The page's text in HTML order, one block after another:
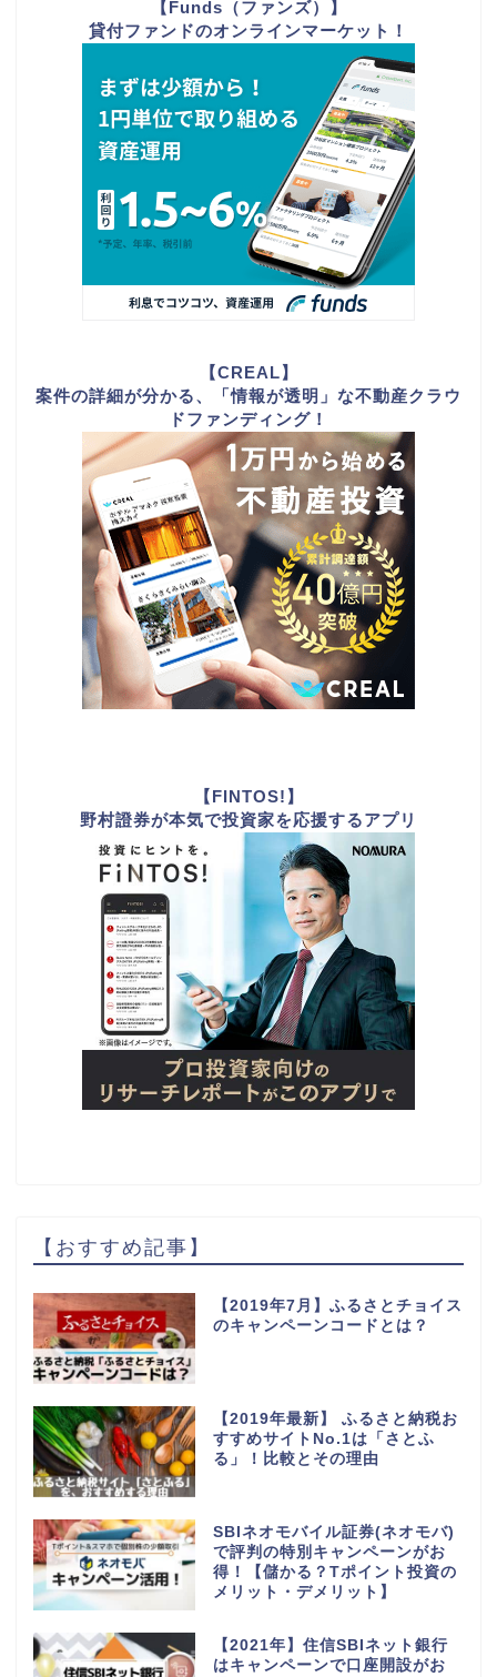
【Funds（ファンズ）】
貸付ファンドのオンラインマーケット！
【CREAL】
案件の詳細が分かる、「情報が透明」な不動産クラウ
ドファンディング！
【FINTOS!】
野村證券が本気で投資家を応援するアプリ
【おすすめ記事】
【2019年7月】ふるさとチョイス
のキャンペーンコードとは？
【2019年最新】 ふるさと納税お
すすめサイトNo.1は「さとふ
る」！比較とその理由
SBIネオモバイル証券(ネオモバ)
で評判の特別キャンペーンがお
得！【儲かる？Tポイント投資の
メリット・デメリット】
【2021年】住信SBIネット銀行
はキャンペーンで口座開設がお